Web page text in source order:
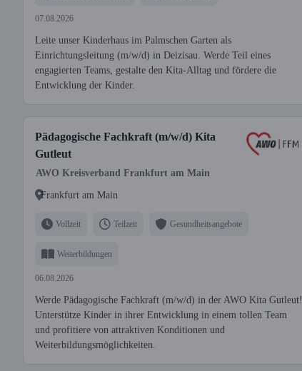
07.08.2026
Leite unser Kinderhaus im Palmschen Garten als
Einrichtungsleitung (m/w/d) in Deizisau. Werde Teil eines
engagierten Teams, gestalte den Kita-Alltag und fördere die
Entwicklung der Kinder.
Pädagogische Fachkraft (m/w/d) Kita
Gutleut
AWO Kreisverband Frankfurt am Main
Frankfurt am Main
Vollzeit Teilzeit Gesundheitsangebote
Weiterbildungen
06.08.2026
Werde Pädagogische Fachkraft (m/w/d) in der AWO Kita Gutleut!
Unterstütze Kinder in ihrer Entwicklung in einem tollen Team
und profitiere von attraktiven Konditionen und
Weiterbildungsmöglichkeiten.